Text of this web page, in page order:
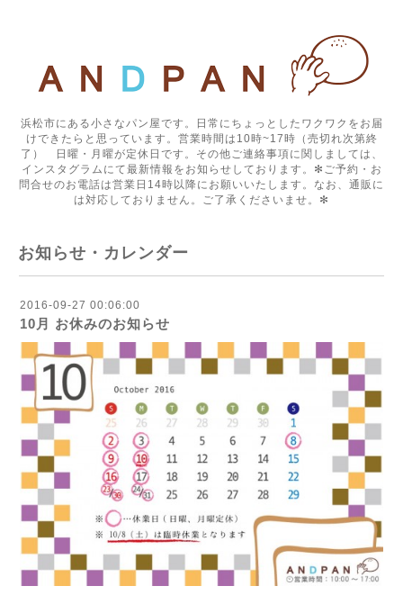
浜松市にある小さなパン屋です。日常にちょっとしたワクワクをお届
けできたらと思っています。営業時間は10時~17時（売切れ次第終
了） 日曜・月曜が定休日です。その他ご連絡事項に関しましては、
インスタグラムにて最新情報をお知らせしております。✻ご予約・お
問合せのお電話は営業日14時以降にお願いいたします。なお、通販に
は対応しておりません。ご了承くださいませ。✻
お知らせ・カレンダー
2016-09-27 00:06:00
10月 お休みのお知らせ